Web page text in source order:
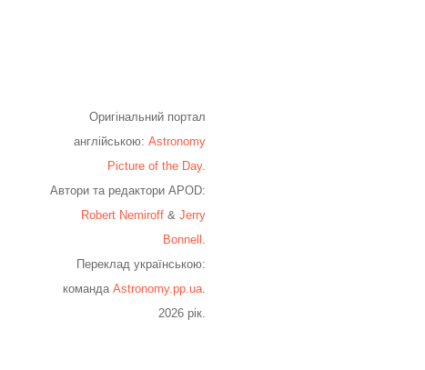
Оригінальний портал
англійською:Astronomy
Picture of the Day.
Автори та редактори APOD:
Robert Nemiroff &Jerry
Bonnell
Переклад українською:
командаAstronomy.pp.ua
2026 рік.